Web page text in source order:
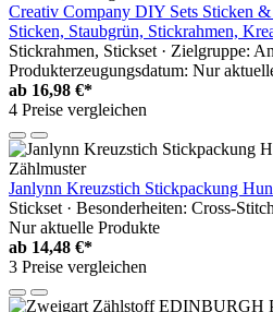
Creativ Company DIY Sets Sticken
Sticken, Staubgrün, Stickrahmen,
Stickrahmen, Stickset · Zielgruppe:
Produkterzeugungsdatum: Nur
ab 16,98 €*
4 Preise vergleichen
Janlynn Kreuzstich Stickpackung
Stickset · Besonderheiten: Cross-
Nur aktuelle Produkte
ab 14,48 €*
3 Preise vergleichen